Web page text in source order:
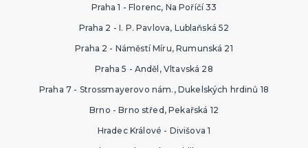
Praha 1 - Florenc, Na Poříčí 33
Praha 2 - I. P. Pavlova, Lublaňská 52
Praha 2 - Náměstí Míru, Rumunská 21
Praha 5 - Anděl, Vltavská 28
Praha 7 - Strossmayerovo nám., Dukelských hrdinů 18
Brno - Brno střed, Pekařská 12
Hradec Králové - Divišova 1